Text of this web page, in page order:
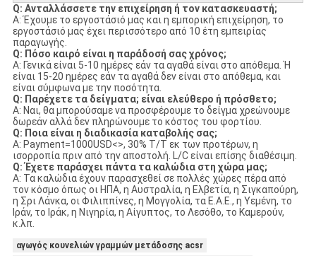
Q: Ανταλλάσσετε την επιχείρηση ή τον κατασκευαστή;
Α: Έχουμε το εργοστάσιό μας και η εμπορική επιχείρηση, το
εργοστάσιό μας έχει περισσότερο από 10 έτη εμπειρίας
παραγωγής.
Q: Πόσο καιρό είναι η παράδοσή σας χρόνος;
Α: Γενικά είναι 5-10 ημέρες εάν τα αγαθά είναι στο απόθεμα. Ή
είναι 15-20 ημέρες εάν τα αγαθά δεν είναι στο απόθεμα, και
είναι σύμφωνα με την ποσότητα.
Q: Παρέχετε τα δείγματα; είναι ελεύθερο ή πρόσθετο;
Α: Ναι, θα μπορούσαμε να προσφέρουμε το δείγμα χρεώνουμε
δωρεάν αλλά δεν πληρώνουμε το κόστος του φορτίου.
Q: Ποια είναι η διαδικασία καταβολής σας;
Α: Payment=1000USD<>, 30% T/T εκ των προτέρων, η
ισορροπία πριν από την αποστολή. L/C είναι επίσης διαθέσιμη.
Q: Έχετε παράσχει πάντα τα καλώδια στη χώρα μας;
Α: Τα καλώδια έχουν παρασχεθεί σε πολλές χώρες πέρα από
τον κόσμο όπως οι ΗΠΑ, η Αυστραλία, η Ελβετία, η Σιγκαπούρη,
η Σρι Λάνκα, οι Φιλιππίνες, η Μογγολία, τα Ε.Α.Ε., η Υεμένη, το
Ιράν, το Ιράκ, η Νιγηρία, η Αίγυπτος, το Λεσόθο, το Καμερούν,
κ.λπ.
αγωγός κουνελιών γραμμών μετάδοσης acsr